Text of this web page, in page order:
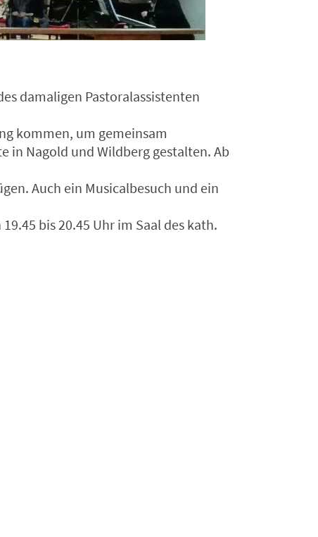
damaligen Pastoralassistenten
kommen, um gemeinsam
in Nagold und Wildberg gestalten. Ab
Auch ein Musicalbesuch und ein
bis 20.45 Uhr im Saal des kath.